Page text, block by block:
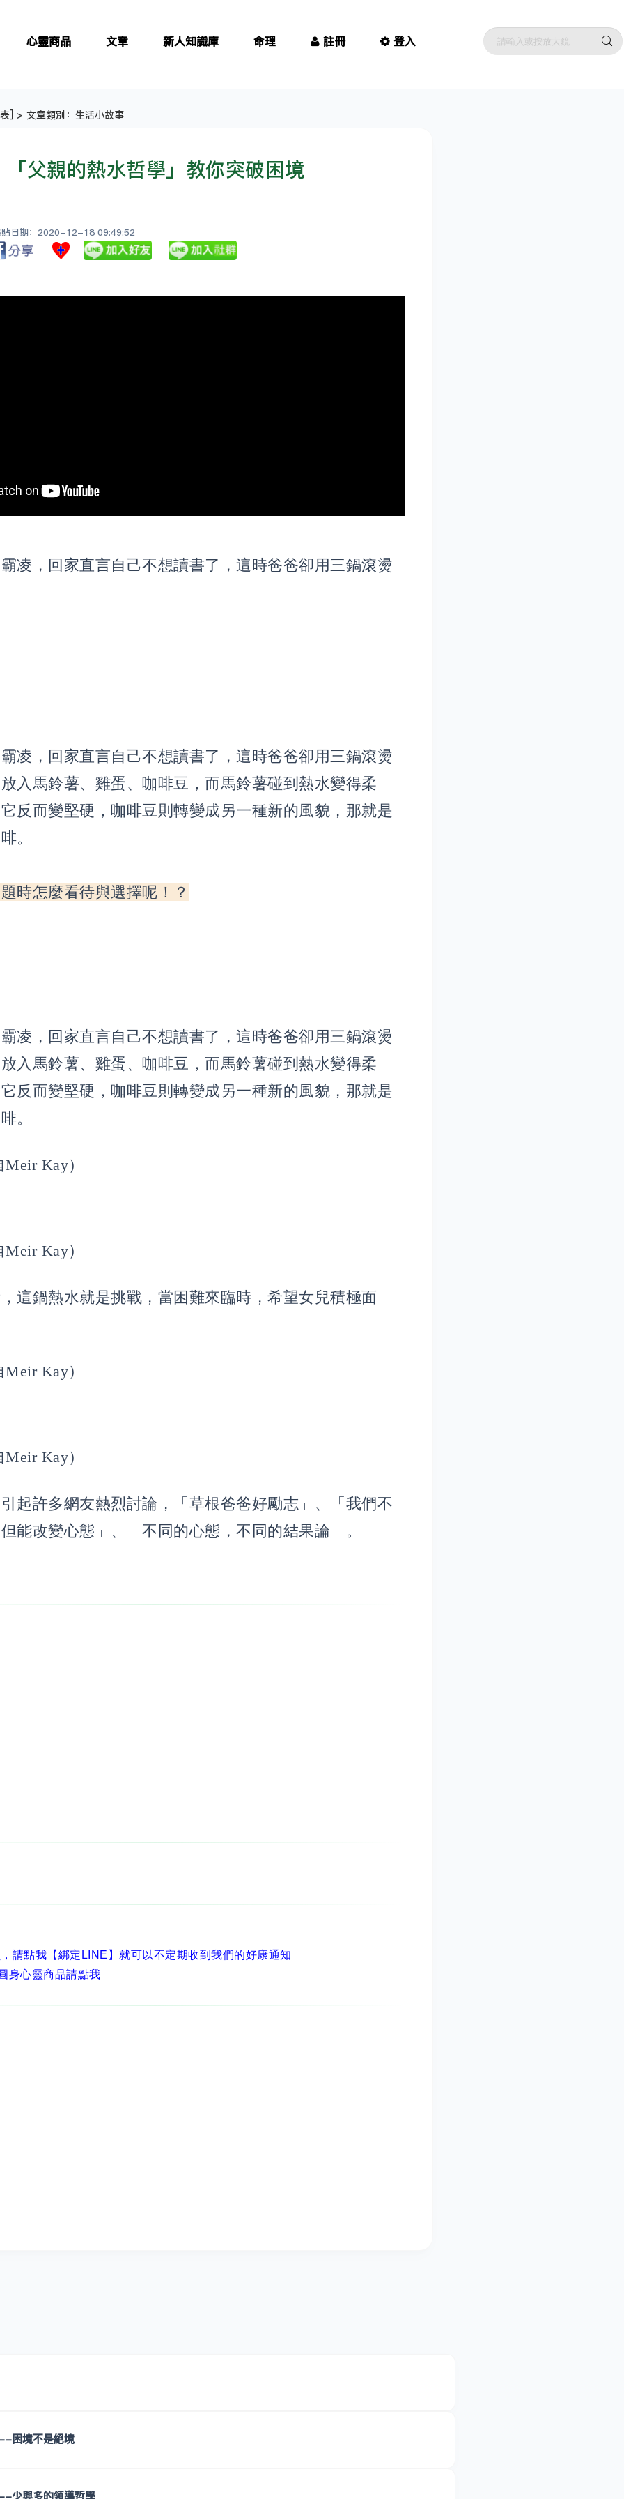
心靈商品 文章 新人知識庫 命理 註冊 登入
] > 文章類別：生活小故事
「父親的熱水哲學」教你突破困境
貼日期：2020-12-18 09:49:52
凌，回家直言自己不想讀書了，這時爸爸卻用三鍋滾燙
凌，回家直言自己不想讀書了，這時爸爸卻用三鍋滾燙
放入馬鈴薯、雞蛋、咖啡豆，而馬鈴薯碰到熱水變得柔
反而變堅硬，咖啡豆則轉變成另一種新的風貌，那就是
。
時怎麼看待與選擇呢！？
凌，回家直言自己不想讀書了，這時爸爸卻用三鍋滾燙
入馬鈴薯、雞蛋、咖啡豆，而馬鈴薯碰到熱水變得柔
反而變堅硬，咖啡豆則轉變成另一種新的風貌，那就是
。
Kay）
Kay）
這鍋熱水就是挑戰，當困難來臨時，希望女兒積極面
Kay）
Kay）
起許多網友熱烈討論，「草根爸爸好勵志」、「我們不
能改變心態」、「不同的心態，不同的結果論」。
請點我【綁定LINE】 就可以不定期收到我們的好康通知
身心靈商品請點我
困境不是絕境
少與多的領導哲學